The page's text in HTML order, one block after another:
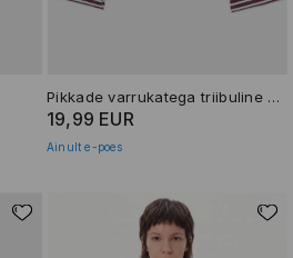
Pikkade varrukatega triibuline T-särk
19,99 EUR
Ainult e-poes